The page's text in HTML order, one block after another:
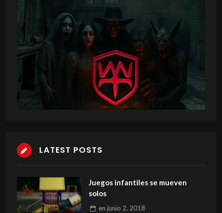
LATEST POSTS
Juegos infantiles se mueven
solos
en junio 2, 2018